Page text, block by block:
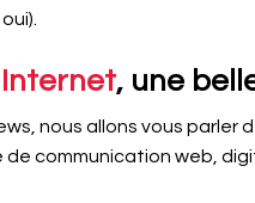
, une
nous allons vous
communication web,